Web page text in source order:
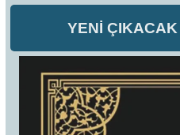
YENİ